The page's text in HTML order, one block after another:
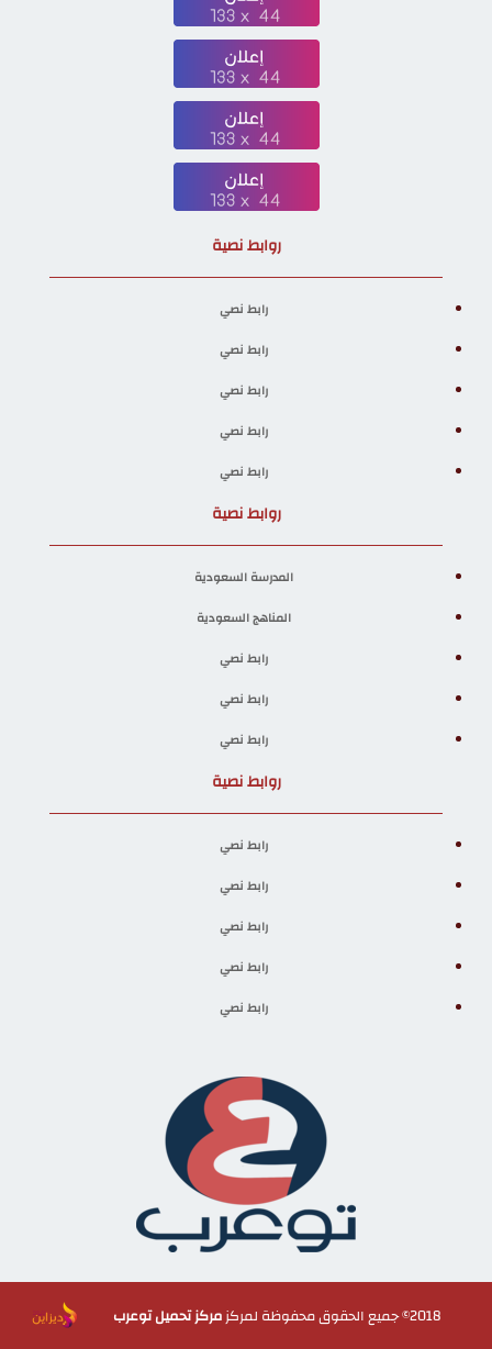
روابط نصية
رابط نصي
رابط نصي
رابط نصي
رابط نصي
رابط نصي
روابط نصية
المدرسة السعودية
المناهج السعودية
رابط نصي
رابط نصي
رابط نصي
روابط نصية
رابط نصي
رابط نصي
رابط نصي
رابط نصي
رابط نصي
2018© جميع الحقوق محفوظة لمركز مركز تحميل توعرب